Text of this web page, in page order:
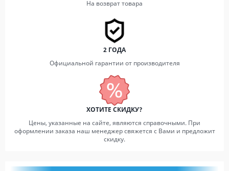
На возврат товара
2 ГОДА
Официальной гарантии от производителя
ХОТИТЕ СКИДКУ?
Цены, указанные на сайте, являются справочными. При
оформлении заказа наш менеджер свяжется с Вами и предложит
скидку.